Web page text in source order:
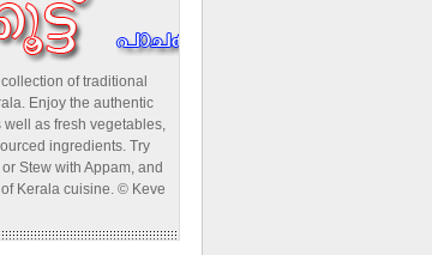
of traditional
Enjoy the authentic
as fresh vegetables,
ingredients. Try
Stew with Appam, and
Kerala cuisine. © Keve